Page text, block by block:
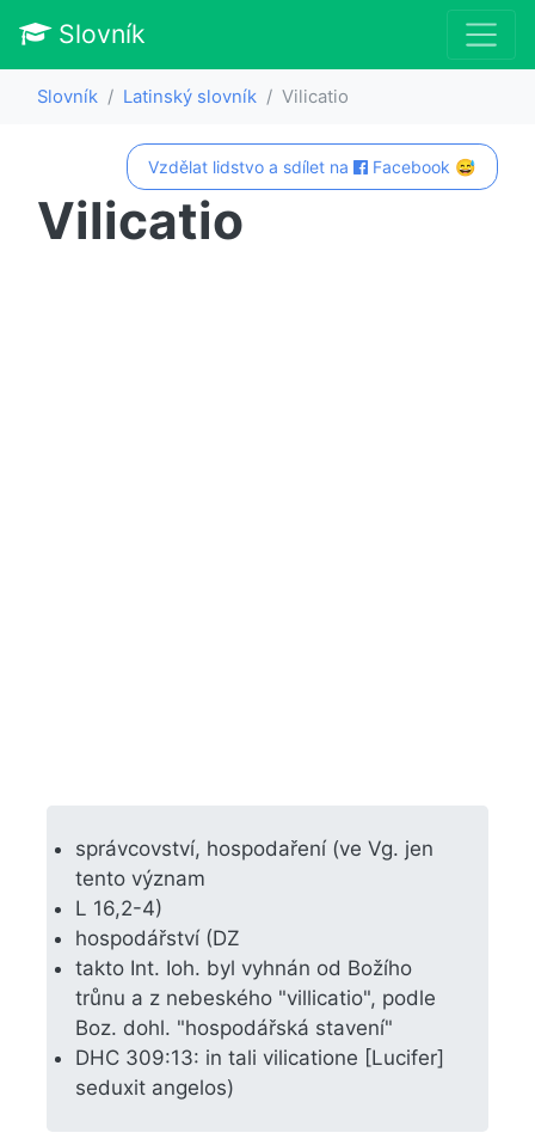
Slovník
Slovník Latinský slovník Vilicatio
Vzdělat lidstvo a sdílet na Facebook 😅
Vilicatio
správcovství, hospodaření (ve Vg. jen
tento význam
L 16,2-4)
hospodářství (DZ
takto Int. Ioh. byl vyhnán od Božího
trůnu a z nebeského "villicatio", podle
Boz. dohl. "hospodářská stavení"
DHC 309:13: in tali vilicatione [Lucifer]
seduxit angelos)